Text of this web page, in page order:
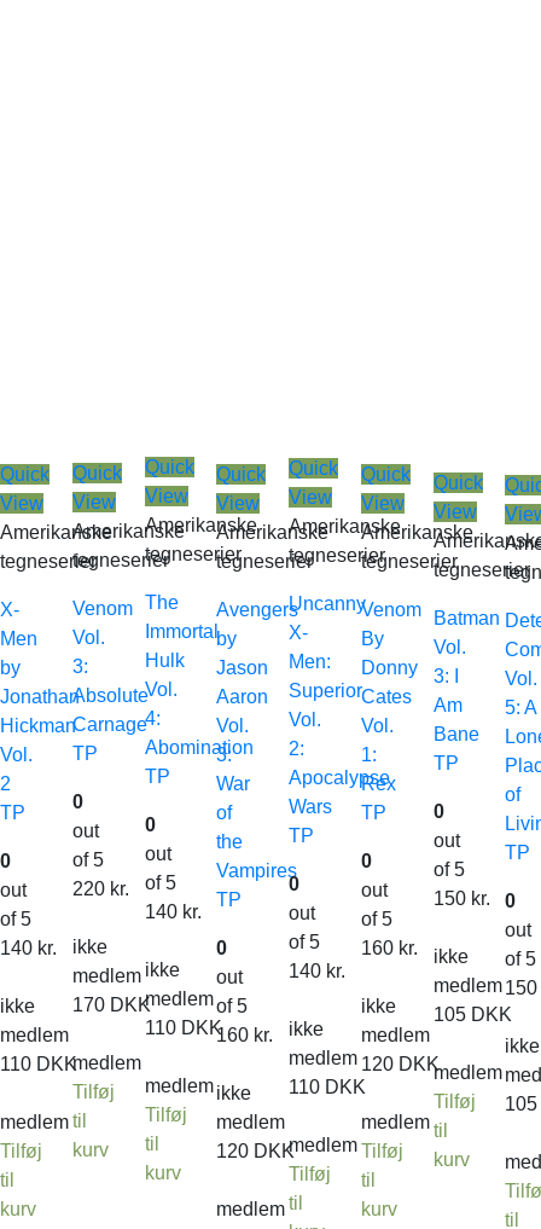
Quick
View
Amerikanske
tegneserier
X-
Men
by
Jonathan
Hickman
Vol.
2
TP
0
out
of 5
140 kr.
ikke
medlem
110 DKK
medlem
Tilføj
til
kurv
Quick
View
Amerikanske
tegneserier
Venom
Vol.
3:
Absolute
Carnage
TP
0
out
of 5
220 kr.
ikke
medlem
170 DKK
medlem
Tilføj
til
kurv
Quick
View
Amerikanske
tegneserier
The
Immortal
Hulk
Vol.
4:
Abomination
TP
0
out
of 5
140 kr.
ikke
medlem
110 DKK
medlem
Tilføj
til
kurv
Quick
View
Amerikanske
tegneserier
Avengers
by
Jason
Aaron
Vol.
3:
War
of
the
Vampires
TP
0
out
of 5
160 kr.
ikke
medlem
120 DKK
medlem
Quick
View
Amerikanske
tegneserier
Uncanny
X-
Men:
Superior
Vol.
2:
Apocalypse
Wars
TP
0
out
of 5
140 kr.
ikke
medlem
110 DKK
medlem
Tilføj
til
Quick
View
Amerikanske
tegneserier
Venom
By
Donny
Cates
Vol.
1:
Rex
TP
0
out
of 5
160 kr.
ikke
medlem
120 DKK
medlem
Tilføj
til
kurv
Quick
View
tegneserier
Batman
Vol.
3: I
Am
Bane
TP
0
out
of 5
150 kr.
ikke
medlem
105 DKK
medlem
Tilføj
til
kurv
Vol.
5: A
of
TP
0
out
of 5
ikke
til